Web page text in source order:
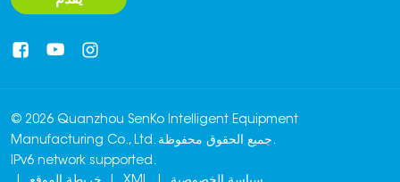
© 2026 Quanzhou SenKo Intelligent Equipment
Manufacturing Co., Ltd. جميع الحقوق محفوظة.
IPv6 network supported.